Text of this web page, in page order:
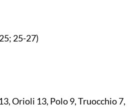
25-27)
Orioli 13, Polo 9, Truocchio 7,